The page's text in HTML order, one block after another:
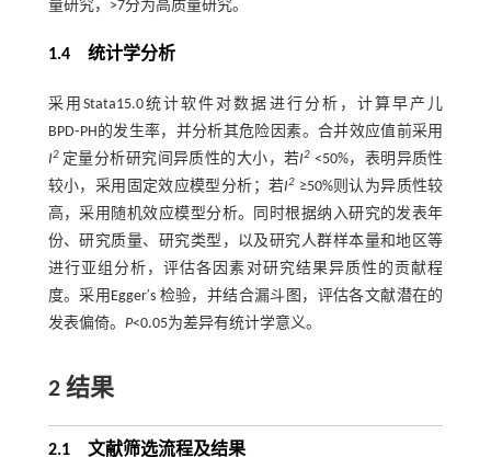
量研究，>7分为高质量研究。
1.4 统计学分析
采用Stata15.0统计软件对数据进行分析，计算早产儿
BPD⁃PH的发生率，并分析其危险因素。合并效应值前采用
I2 定量分析研究间异质性的大小，若I2 <50%，表明异质性
较小，采用固定效应模型分析；若I2 ≥50%则认为异质性较
高，采用随机效应模型分析。同时根据纳入研究的发表年
份、研究质量、研究类型，以及研究人群样本量和地区等
进行亚组分析，评估各因素对研究结果异质性的贡献程
度。采用Egger′s 检验，并结合漏斗图，评估各文献潜在的
发表偏倚。 P<0.05为差异有统计学意义。
2 结果
2.1 文献筛选流程及结果